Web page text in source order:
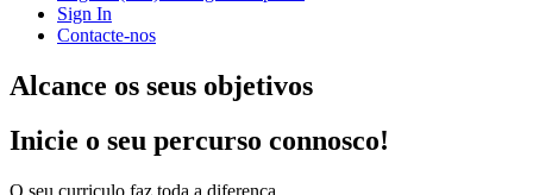
Sign In
Contacte-nos
Alcance os seus objetivos
Inicie o seu percurso connosco!